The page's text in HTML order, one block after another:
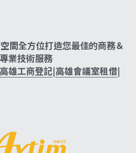
專業技術服務
高雄工商登記|高雄會議室租借|